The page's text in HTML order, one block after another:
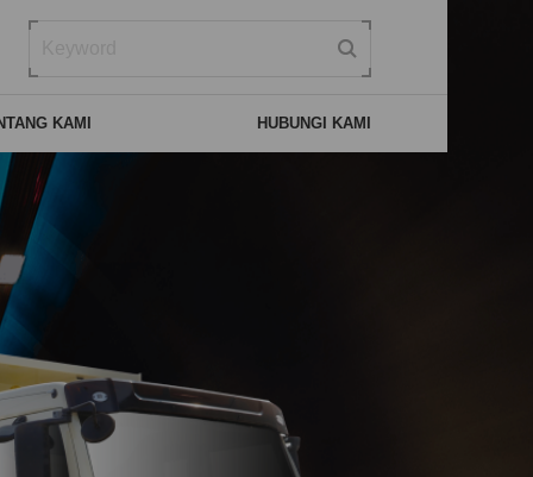
KAMI HUBUNGI KAMI